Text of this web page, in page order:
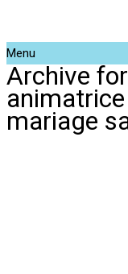
Menu
Archive
mariage